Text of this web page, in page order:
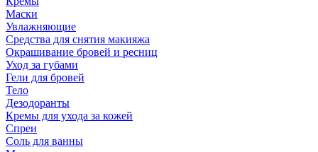
Маски
Увлажняющие
Средства для снятия макияжа
Окрашивание бровей и ресниц
Уход за губами
Гели для бровей
Тело
Дезодоранты
Кремы для ухода за кожей
Спреи
Соль для ванны